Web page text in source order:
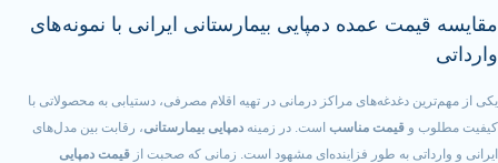
عمده دمپایی بیمارستانی ایرانی با نمونه‌های
دغدغه‌های مراکز درمانی در تهیه اقلام مصرفی، دستیابی به محصولاتی با
وقیمت مناسباست. در زمینهدمپایی بیمارستانی، رقابت بین مدل‌های
به طور فزاینده‌ای مشهود است. زمانی که صحبت از قیمت دمپایی